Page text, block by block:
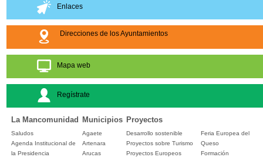
Enlaces
Direcciones de los Ayuntamientos
Mapa web
Regístrate
La Mancomunidad Municipios Proyectos
Saludos
Agenda Institucional de
la Presidencia
Agaete
Artenara
Arucas
Desarrollo sostenible
Proyectos sobre Turismo
Proyectos Europeos
Feria Europea del
Queso
Formación